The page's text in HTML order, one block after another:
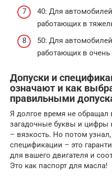
40: Для
работающих в
50: Для
работающих в очень
Допуски и
означают и как
правильными
Я долгое время не обращал
загадочные буквы и цифры
– вязкость. Но потом
спецификации – это
для вашего двигателя и
Это как паспорт для масла!